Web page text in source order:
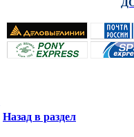
Назад в раздел